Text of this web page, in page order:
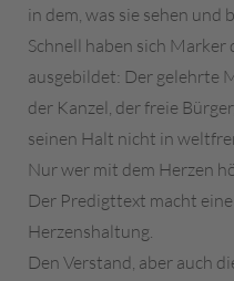
in dem, was sie sehen und
Schnell haben sich
ausgebildet: Der gelehrte
der Kanzel, der freie
seinen Halt nicht in
Nur wer mit dem Herzen
Der Predigttext macht
Herzenshaltung.
Den Verstand, aber auch